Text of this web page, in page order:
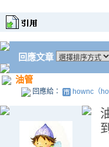
回應文章
油管
回應給： hownc（